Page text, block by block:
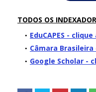
TODOS OS
EduCAPES -
Câmara Brasileira
Google Scholar -